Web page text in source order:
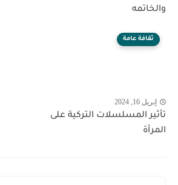
والخاتمه
ثقافة عامة
إبريل 16, 2024
تأثير المسلسلات التركية على
المرأة